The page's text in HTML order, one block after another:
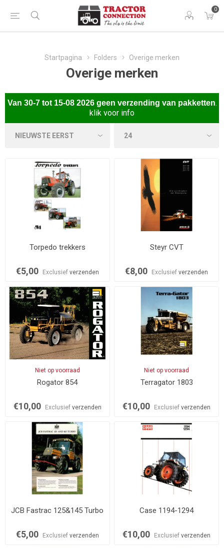
0
Startpagina Folders Overige merken
Overige merken
Van 30-7 tot 15-08 2026 geen verzending van pakketten.
klik voor info
Torpedo trekkers
€5,00 Exclusief verzenden
Steyr CVT
€8,00 Exclusiefverzenden
Niet op voorraad
Rogator 854
€10,00 Exclusief verzenden
Niet op voorraad
Terragator 1803
€10,00 Exclusiefverzenden
JCB Fastrac 125&145 Turbo
€5,00 Exclusief verzenden
Case 1194-1294
€10,00 Exclusiefverzenden